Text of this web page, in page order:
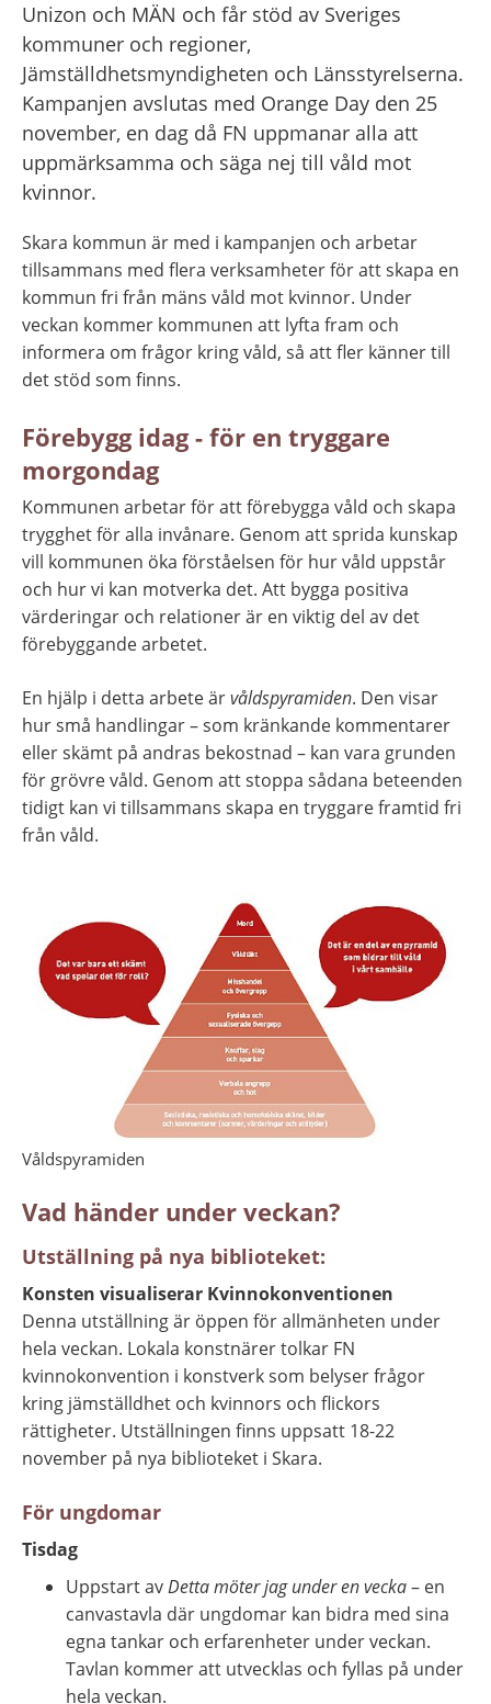
Unizon och MÄN och får stöd av Sveriges
kommuner och regioner,
Jämställdhetsmyndigheten och Länsstyrelserna.
Kampanjen avslutas med Orange Day den 25
november, en dag då FN uppmanar alla att
uppmärksamma och säga nej till våld mot
kvinnor.
Skara kommun är med i kampanjen och arbetar
tillsammans med flera verksamheter för att skapa en
kommun fri från mäns våld mot kvinnor. Under
veckan kommer kommunen att lyfta fram och
informera om frågor kring våld, så att fler känner till
det stöd som finns.
Förebygg idag - för en tryggare
morgondag
Kommunen arbetar för att förebygga våld och skapa
trygghet för alla invånare. Genom att sprida kunskap
vill kommunen öka förståelsen för hur våld uppstår
och hur vi kan motverka det. Att bygga positiva
värderingar och relationer är en viktig del av det
förebyggande arbetet.
En hjälp i detta arbete är våldspyramiden. Den visar
hur små handlingar – som kränkande kommentarer
eller skämt på andras bekostnad – kan vara grunden
för grövre våld. Genom att stoppa sådana beteenden
tidigt kan vi tillsammans skapa en tryggare framtid fri
från våld.
Våldspyramiden
Vad händer under veckan?
Utställning på nya biblioteket:
Konsten visualiserar Kvinnokonventionen
Denna utställning är öppen för allmänheten under
hela veckan. Lokala konstnärer tolkar FN
kvinnokonvention i konstverk som belyser frågor
kring jämställdhet och kvinnors och flickors
rättigheter. Utställningen finns uppsatt 18-22
november på nya biblioteket i Skara.
För ungdomar
Tisdag
Uppstart av Detta möter jag under en vecka – en
canvastavla där ungdomar kan bidra med sina
egna tankar och erfarenheter under veckan.
Tavlan kommer att utvecklas och fyllas på under
hela veckan.